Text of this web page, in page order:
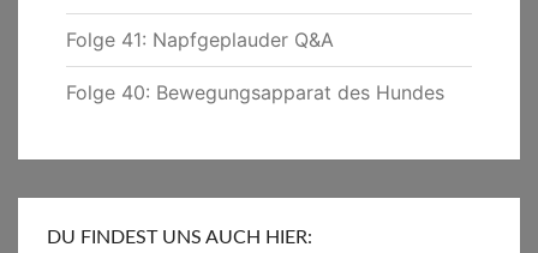
Folge 41: Napfgeplauder Q&A
Folge 40: Bewegungsapparat des Hundes
DU FINDEST UNS AUCH HIER: